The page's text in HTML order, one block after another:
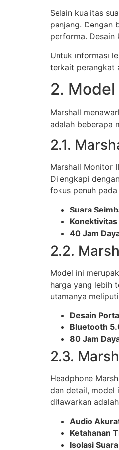
Selain kualitas
panjang. Dengan
performa. Desain
Untuk informasi
terkait perangkat
2.
Marshall
adalah beberapa
2.1.
Marshall Monitor
Dilengkapi
fokus penuh
Suara
40 Jam
2.2.
Model ini
harga yang lebih
utamanya
Desain
Bluetooth
80 Jam
2.3.
Headphone
dan detail, model
ditawarkan
Audio
Ketahanan
Isolasi